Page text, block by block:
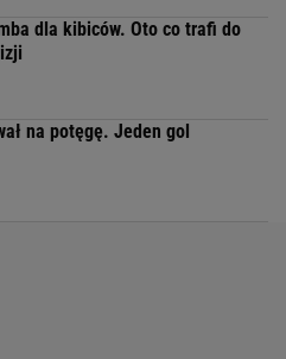
dla kibiców. Oto co trafi do
na potęgę. Jeden gol